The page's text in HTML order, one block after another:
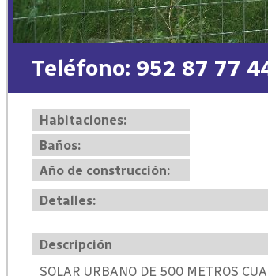
Teléfono: 952 87 77
Habitaciones:
Baños:
Año de construcción:
Detalles:
Descripción
SOLAR URBANO DE 500 METROS